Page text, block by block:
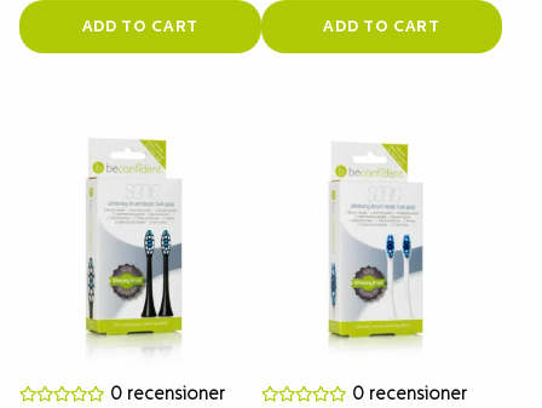
ADD TO CART ADD TO CART
0 recensioner
0 recensioner